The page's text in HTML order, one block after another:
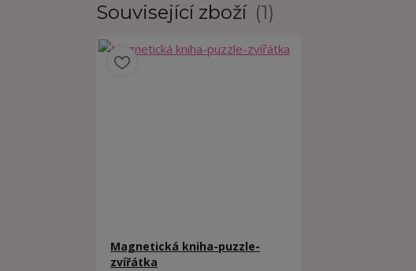
Související zboží 1
Magnetická kniha-puzzle-
zvířátka